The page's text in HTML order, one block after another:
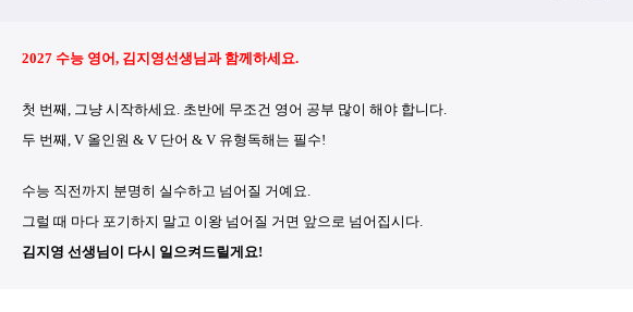
2027 수능 영어, 김지영선생님과 함께하세요.
첫 번째, 그냥 시작하세요. 초반에 무조건 영어 공부 많이 해야 합니다.
두 번째, V 올인원 & V 단어 & V 유형독해는 필수!
수능 직전까지 분명히 실수하고 넘어질 거예요.
그럴 때 마다 포기하지 말고 이왕 넘어질 거면 앞으로 넘어집시다.
김지영 선생님이 다시 일으켜드릴게요!